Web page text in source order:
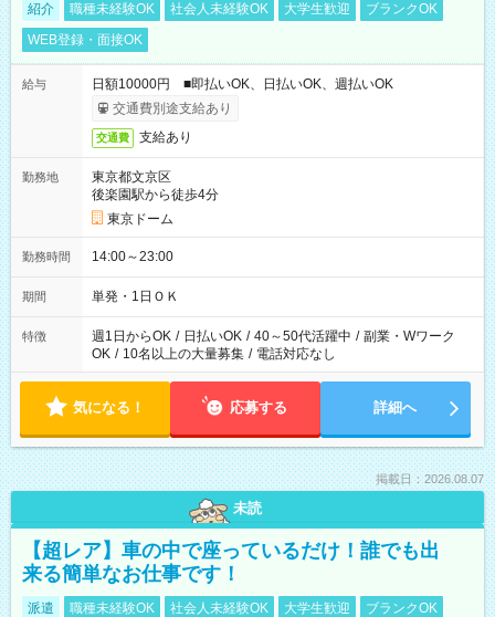
紹介 職種未経験OK 社会人未経験OK 大学生歓迎
ブランクOK
WEB登録・面接OK
給与
日額10000円 ■即払いOK、日払いOK、週払いOK
交通費別途支給あり
交通費 支給あり
勤務地
東京都文京区
後楽園駅から徒歩4分
東京ドーム
勤務時間 14:00～23:00
期間 単発・1日ＯＫ
特徴 週1日からOK / 日払いOK / 40～50代活躍中 / 副業・Wワーク
OK / 10名以上の大量募集 / 電話対応なし
気になる！ 応募する 詳細へ
掲載日：2026.08.07
未読
【超レア】車の中で座っているだけ！誰でも出
来る簡単なお仕事です！
派遣 職種未経験OK 社会人未経験OK 大学生歓迎
ブランクOK